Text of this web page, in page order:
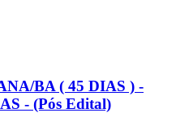
BA ( 45 DIAS ) -
- (Pós Edital)